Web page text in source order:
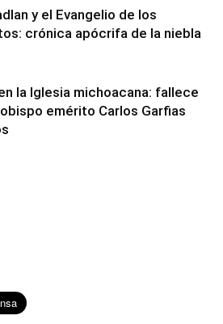
y el Evangelio de los
crónica apócrifa de la niebla
la Iglesia michoacana: fallece
emérito Carlos Garfias